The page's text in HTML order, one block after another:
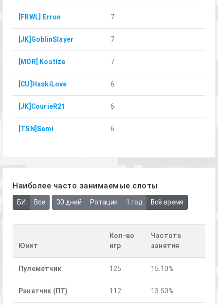
[FRWL] Erron 7
[JK]GoblinSlayer 7
[MOR] Kostize 7
[CU]HaskiLove 6
[JK]CourieR21 6
[TSN]Semi 6
Наиболее часто занимаемые слоты
БИ Все 30 дней Ротация 1 год Всё время
Юнит
Кол-во
игр
Частота
занятия
Пулеметчик 125 15.10%
Ракетчик (ПТ) 112 13.53%